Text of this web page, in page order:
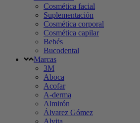
Cosmética facial
Suplementación
Cosmética corporal
Cosmética capilar
Bebés
Bucodental
Marcas
3M
Aboca
Acofar
A-derma
Almirón
Álvarez Gómez